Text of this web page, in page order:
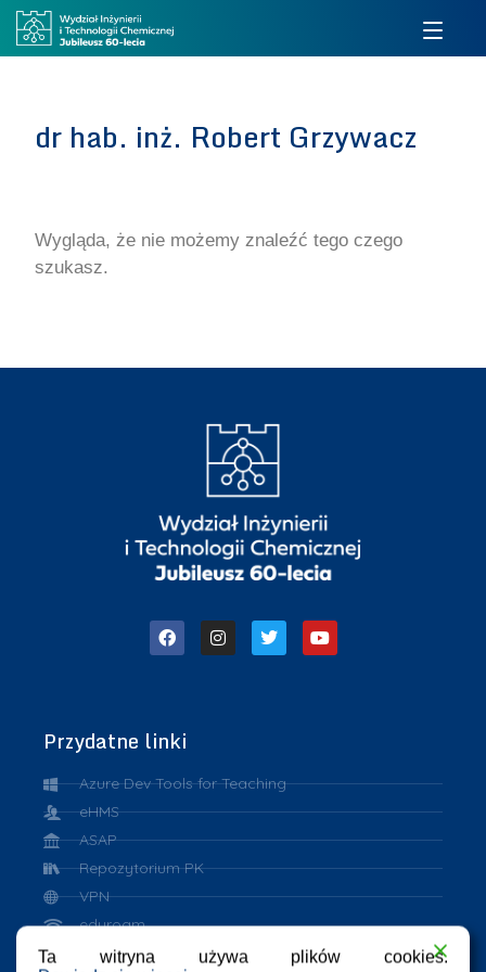
dr hab. inż. Robert Grzywacz
Wygląda, że nie możemy znaleźć tego czego
szukasz.
Przydatne linki
Azure Dev Tools for Teaching
eHMS
ASAP
Repozytorium PK
VPN
eduroam
Ta witryna używa plików cookies.